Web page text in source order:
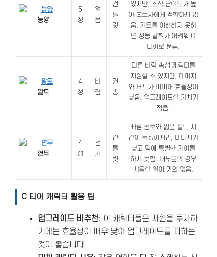
능양
5
성
얼
음
건
틀
릿
있지만, 조작 난이도가 높
아 초보자에게 적합하지 않
음. 키트를 이해하지 못하
면 성능 발휘가 어려워 C
티어로 분류.
알토
4
성
바
람
권
총
다른 바람 속성 캐릭터를
지원할 수 있지만, 데미지
와 버프가 미미해 효율성이
낮음. 업그레이드할 가치가
적음.
연무
4
성
전
기
건
틀
릿
빠른 콤보와 짧은 필드 시
간이 특징이지만, 데미지가
낮고 팀에 특별한 기여를
하지 못함. 대부분의 경우
사용할 일이 거의 없음.
C 티어 캐릭터 활용 팁
업그레이드 비추천: 이 캐릭터들은 자원을 투자하
기에는 효율성이 매우 낮아 업그레이드를 피하는
것이 좋습니다.